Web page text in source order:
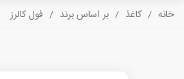
خانه / کاغذ / بر اساس برند / فول کالرز